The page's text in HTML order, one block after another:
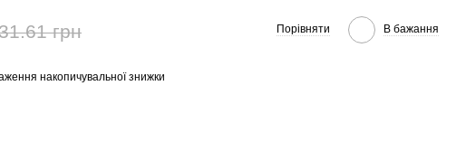
грн Порівняти В бажання
накопичувальної знижки